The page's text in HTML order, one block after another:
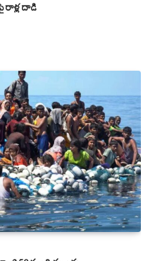
రాళ్ల దాడి